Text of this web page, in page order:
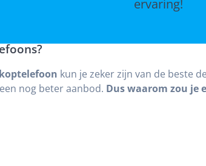
ervaring!
kun je zeker zijn van de beste
nog beter aanbod. Dus waarom zou je